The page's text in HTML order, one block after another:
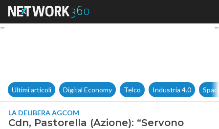
Cdn, Pastorella (Azione):
Ultimi articoli Digital Economy Telco Industria 4.0
LA DELIBERA AGCOM
Cdn, Pastorella (Azione): “Servono